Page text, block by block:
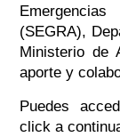
(SEGRA),
Ministerio de
aporte y
Puedes
click a